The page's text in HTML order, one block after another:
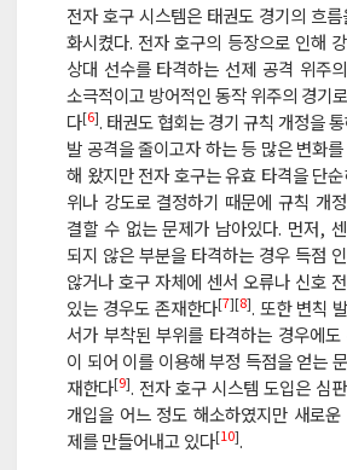
전자 호구 시스템은 태권도 경기의 흐
화시켰다. 전자 호구의 등장으로 인해
상대 선수를 타격하는 선제 공격 위주
소극적이고 방어적인 동작 위주의 경기
다[6]. 태권도 협회는 경기 규칙 개정을
발 공격을 줄이고자 하는 등 많은 변화
해 왔지만 전자 호구는 유효 타격을 단
위나 강도로 결정하기 때문에 규칙 개
결할 수 없는 문제가 남아있다. 먼저,
되지 않은 부분을 타격하는 경우 득점
않거나 호구 자체에 센서 오류나 신호
있는 경우도 존재한다[7][8]. 또한 변칙
서가 부착된 부위를 타격하는 경우에도
이 되어 이를 이용해 부정 득점을 얻는
재한다[9]. 전자 호구 시스템 도입은 심
개입을 어느 정도 해소하였지만 새로
제를 만들어내고 있다[10].